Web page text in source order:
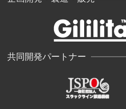
共同開発パートナー